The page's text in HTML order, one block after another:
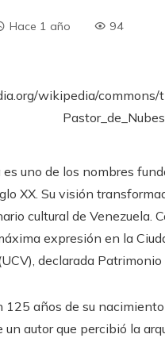
Hace 1 año 94
es uno de los nombres
XX. Su visión
cultural de Venezuela.
expresión en la
declarada
125 años de su
un autor que percibió la